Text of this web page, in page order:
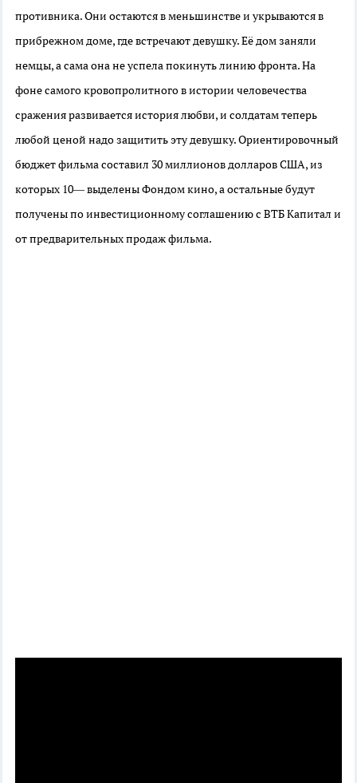
противника. Они остаются в меньшинстве и укрываются в
прибрежном доме, где встречают девушку. Её дом заняли
немцы, а сама она не успела покинуть линию фронта. На
фоне самого кровопролитного в истории человечества
сражения развивается история любви, и солдатам теперь
любой ценой надо защитить эту девушку. Ориентировочный
бюджет фильма составил 30 миллионов долларов США, из
которых 10— выделены Фондом кино, а остальные будут
получены по инвестиционному соглашению с ВТБ Капитал и
от предварительных продаж фильма.